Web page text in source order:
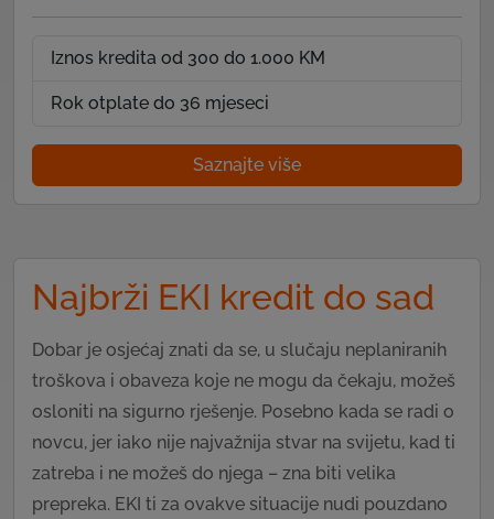
Iznos kredita od 300 do 1.000 KM
Rok otplate do 36 mjeseci
Saznajte više
Najbrži EKI kredit do sad
Dobar je osjećaj znati da se, u slučaju neplaniranih
troškova i obaveza koje ne mogu da čekaju, možeš
osloniti na sigurno rješenje. Posebno kada se radi o
novcu, jer iako nije najvažnija stvar na svijetu, kad ti
zatreba i ne možeš do njega – zna biti velika
prepreka. EKI ti za ovakve situacije nudi pouzdano